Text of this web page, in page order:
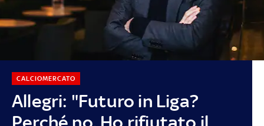
Allegri: "Futuro in Liga?
CALCIOMERCATO